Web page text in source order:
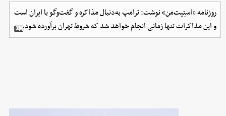
روزنامه «استِیت‌من» نوشت: ترامپ به‌دنبال مذاکره و گفت‌وگو با ایران است
و این مذاکرات تنها زمانی انجام خواهد شد که شروط تهران برآورده شود.